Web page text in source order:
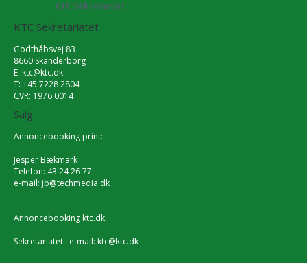
KTC Sekretariat
KTC Sekretariatet
Godthåbsvej 83
8660 Skanderborg
E: ktc@ktc.dk
T: +45 7228 2804
CVR: 1976 0014
Salg
Annoncebooking print:
Jesper Bækmark
Telefon: 43 24 26 77 ·
e-mail: jb@techmedia.dk
Annoncebooking ktc.dk:
Sekretariatet · e-mail: ktc@ktc.dk